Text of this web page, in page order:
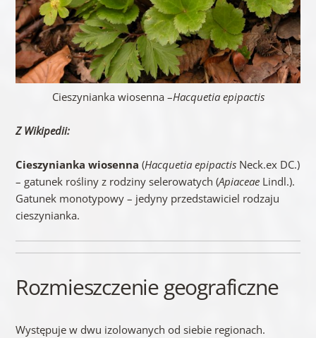
Cieszynianka wiosenna –Hacquetia epipactis
Z Wikipedii:
Cieszynianka wiosenna (Hacquetia epipactisNeck.ex DC.)
– gatunek rośliny z rodziny selerowatych (ApiaceaeLindl.).
Gatunek monotypowy – jedyny przedstawiciel rodzaju
cieszynianka.
Rozmieszczenie geograficzne
Występuje w dwu izolowanych od siebie regionach.